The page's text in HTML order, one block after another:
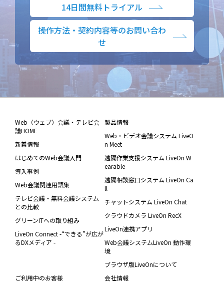
14日間無料トライアル
操作方法・契約内容等のお問い合わ
せ
Web（ウェブ）会議・テレビ会
議HOME
新着情報
はじめてのWeb会議入門
導入事例
Web会議関連用語集
テレビ会議・無料会議システム
との比較
グリーンITへの取り組み
LiveOn Connect -“できる”が広が
るDXメディア -
製品情報
Web・ビデオ会議システム LiveO
n Meet
遠隔作業支援システム LiveOn W
earable
遠隔相談窓口システム LiveOn Ca
ll
チャットシステム LiveOn Chat
クラウドカメラ LiveOn RecX
LiveOn連携アプリ
Web会議システムLiveOn 動作環
境
ブラウザ版LiveOnについて
ご利用中のお客様
会社情報